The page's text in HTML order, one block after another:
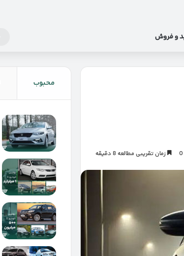
و فروش
0 زمان تقریبی مطالعه 8 دقیقه
محبوب